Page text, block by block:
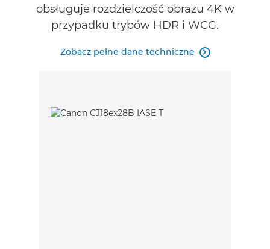
obsługuje rozdzielczość obrazu 4K w
przypadku trybów HDR i WCG.
Zobacz pełne dane techniczne 